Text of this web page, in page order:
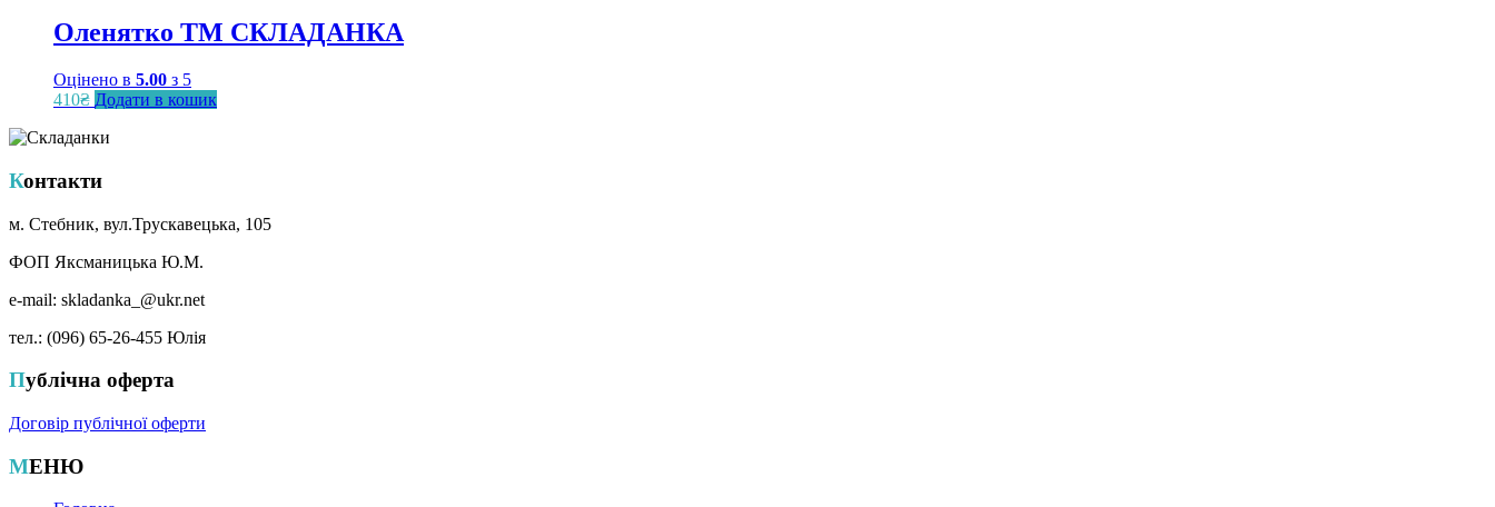
Оленятко ТМ СКЛАДАНКА
Оцінено в 5.00 з 5
410₴ Додати в кошик
Контакти
м. Стебник, вул.Трускавецька, 105
ФОП Яксманицька Ю.М.
e-mail: skladanka_@ukr.net
тел.: (096) 65-26-455 Юлія
Публічна оферта
Договір публічної оферти
МЕНЮ